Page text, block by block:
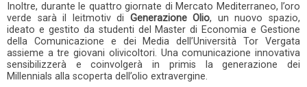
Inoltre, durante le quattro giornate di Mercato Mediterraneo, l’oro
verde sarà il leitmotiv di Generazione Olio, un nuovo spazio,
ideato e gestito da studenti del Master di Economia e Gestione
della Comunicazione e dei Media dell’Università Tor Vergata
assieme a tre giovani olivicoltori. Una comunicazione innovativa
sensibilizzerà e coinvolgerà in primis la generazione dei
Millennials alla scoperta dell’olio extravergine.